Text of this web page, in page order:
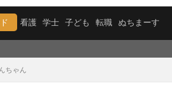
看護 学士 子ども 転職 ぬちまーす
ちゃん